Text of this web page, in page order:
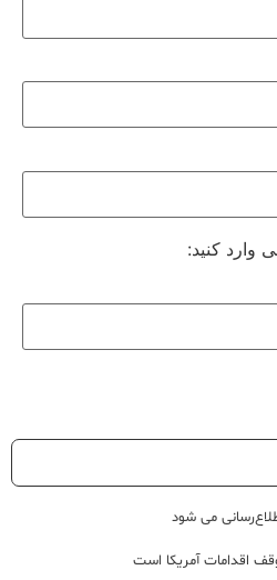
وارد کنید:
می شود
اقدامات آمریکا است